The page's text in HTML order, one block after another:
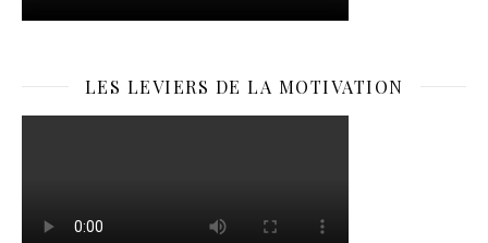
LES LEVIERS DE LA MOTIVATION